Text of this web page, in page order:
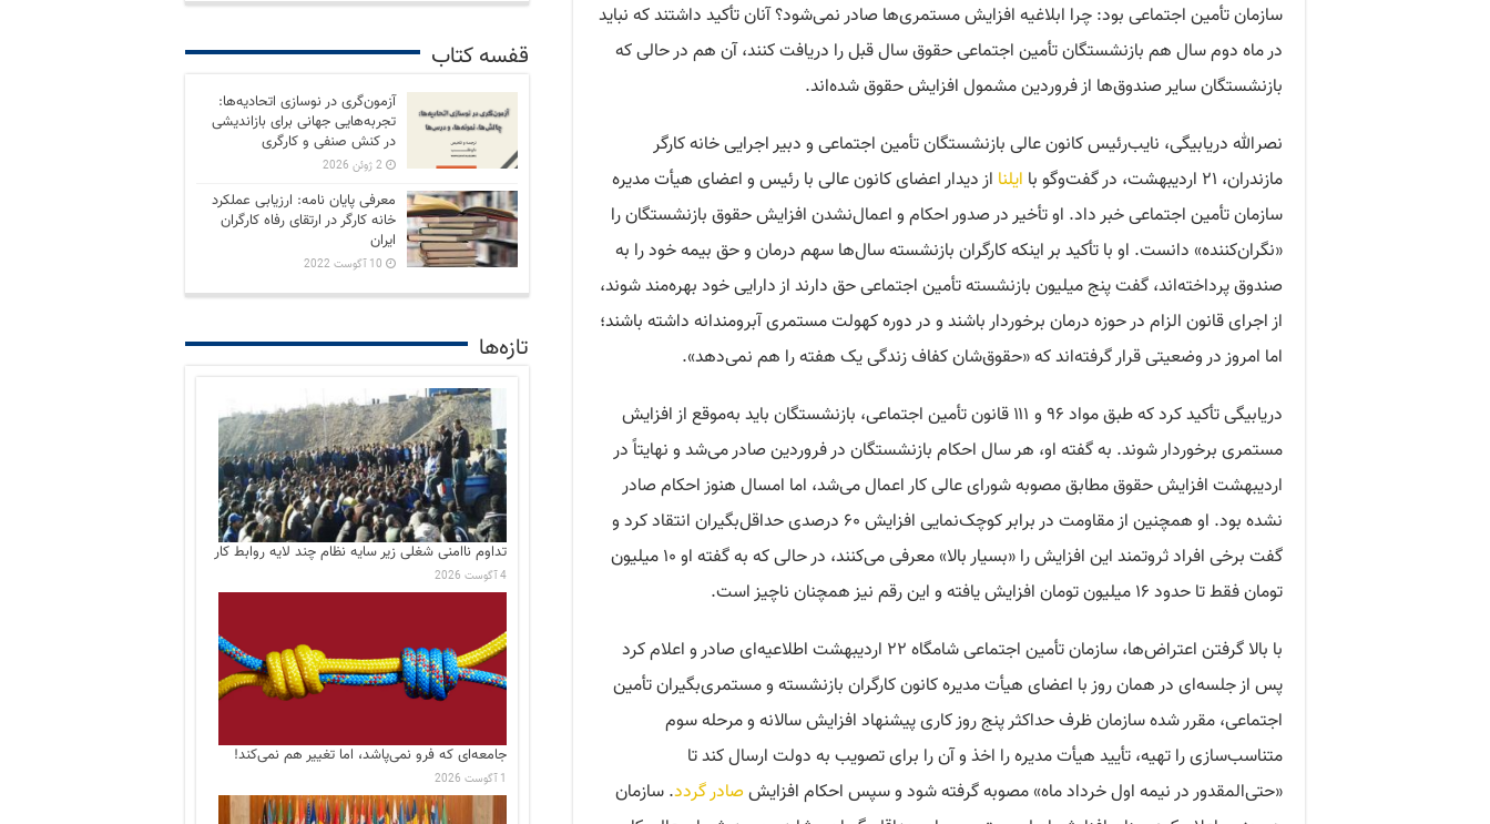
سازمان تأمین اجتماعی بود: چرا ابلاغیه افزایش مستمری‌ها صادر نمی‌شود؟ آنان تأکید داشتند که نباید
در ماه دوم سال هم بازنشستگان تأمین اجتماعی حقوق سال قبل را دریافت کنند، آن هم در حالی که
بازنشستگان سایر صندوق‌ها از فروردین مشمول افزایش حقوق شده‌اند.
نصرالله دریابیگی، نایب‌رئیس کانون عالی بازنشستگان تأمین اجتماعی و دبیر اجرایی خانه کارگر
مازندران، ۲۱ اردیبهشت، در گفت‌وگو با
ایلنا از دیدار اعضای کانون عالی با رئیس و اعضای هیأت مدیره
سازمان تأمین اجتماعی خبر داد. او تأخیر در صدور احکام و اعمال‌نشدن افزایش حقوق بازنشستگان را
«نگران‌کننده» دانست. او با تأکید بر اینکه کارگران بازنشسته سال‌ها سهم درمان و حق بیمه خود را به
صندوق پرداخته‌اند، گفت پنج میلیون بازنشسته تأمین اجتماعی حق دارند از دارایی خود بهره‌مند شوند،
از اجرای قانون الزام در حوزه درمان برخوردار باشند و در دوره کهولت مستمری آبرومندانه داشته باشند؛
اما امروز در وضعیتی قرار گرفته‌اند که «حقوق‌شان کفاف زندگی یک هفته را هم نمی‌دهد».
دریابیگی تأکید کرد که طبق مواد ۹۶ و ۱۱۱ قانون تأمین اجتماعی، بازنشستگان باید به‌موقع از افزایش
مستمری برخوردار شوند. به گفته او، هر سال احکام بازنشستگان در فروردین صادر می‌شد و نهایتاً در
اردیبهشت افزایش حقوق مطابق مصوبه شورای عالی کار اعمال می‌شد، اما امسال هنوز احکام صادر
نشده بود. او همچنین از مقاومت در برابر کوچک‌نمایی افزایش ۶۰ درصدی حداقل‌بگیران انتقاد کرد و
گفت برخی افراد ثروتمند این افزایش را «بسیار بالا» معرفی می‌کنند، در حالی که به گفته او ۱۰ میلیون
تومان فقط تا حدود ۱۶ میلیون تومان افزایش یافته و این رقم نیز همچنان ناچیز است.
با بالا گرفتن اعتراض‌ها، سازمان تأمین اجتماعی شامگاه ۲۲ اردیبهشت اطلاعیه‌ای صادر و اعلام کرد
پس از جلسه‌ای در همان روز با اعضای هیأت مدیره کانون کارگران بازنشسته و مستمری‌بگیران تأمین
اجتماعی، مقرر شده سازمان ظرف حداکثر پنج روز کاری پیشنهاد افزایش سالانه و مرحله سوم
متناسب‌سازی را تهیه، تأیید هیأت مدیره را اخذ و آن را برای تصویب به دولت ارسال کند تا
«حتی‌المقدور در نیمه اول خرداد ماه» مصوبه گرفته شود و سپس احکام افزایشصادر گردد. سازمان
قفسه کتاب
آزمون‌گری در نوسازی اتحادیه‌ها:
تجربه‌هایی جهانی برای بازاندیشی
در کنش صنفی و کارگری
2 ژوئن 2026
معرفی پایان نامه: ارزیابی عملکرد
خانه کارگر در ارتقای رفاه کارگران
ایران
10 آگوست 2022
تازه‌ها
تداوم ناامنی شغلی زیر سایه نظام چند لایه روابط کار
4 آگوست 2026
جامعه‌ای که فرو نمی‌پاشد، اما تغییر هم نمی‌کند!
1 آگوست 2026